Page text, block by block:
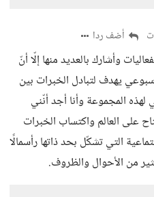
أضف ردا
وأشارك بالعديد منها إلّا أنّ
يهدف لتبادل الخبرات بين
المجموعة وأنا أجد أنّني
على العالم واكتساب الخبرات
التي تشكّل بحد ذاتها رأسمالًا
من الأحوال والظروف.